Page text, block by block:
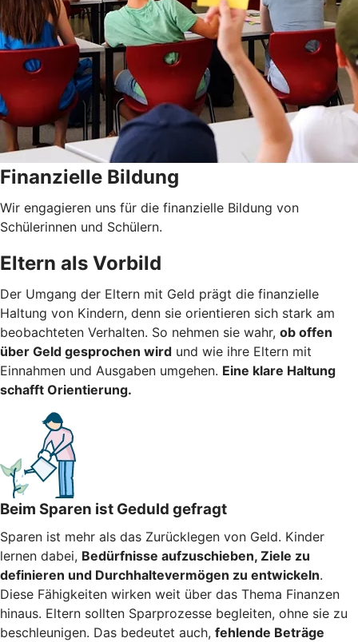
Finanzielle Bildung
Wir engagieren uns für die finanzielle Bildung von
Schülerinnen und Schülern.
Eltern als Vorbild
Der Umgang der Eltern mit Geld prägt die finanzielle
Haltung von Kindern, denn sie orientieren sich stark am
beobachteten Verhalten. So nehmen sie wahr, ob offen
über Geld gesprochen wird und wie ihre Eltern mit
Einnahmen und Ausgaben umgehen. Eine klare Haltung
schafft Orientierung.
Beim Sparen ist Geduld gefragt
Sparen ist mehr als das Zurücklegen von Geld. Kinder
lernen dabei, Bedürfnisse aufzuschieben, Ziele zu
definieren und Durchhaltevermögen zu entwickeln.
Diese Fähigkeiten wirken weit über das Thema Finanzen
hinaus. Eltern sollten Sparprozesse begleiten, ohne sie zu
beschleunigen. Das bedeutet auch, fehlende Beträge